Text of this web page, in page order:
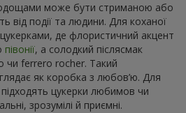
може бути стриманою або
від події та людини. Для коханої
де флористичний акцент
півонії, а солодкий післясмак
чи ferrero rocher. Такий
як коробка з любов’ю. Для
цукерки любимов чи
зрозумілі й приємні.